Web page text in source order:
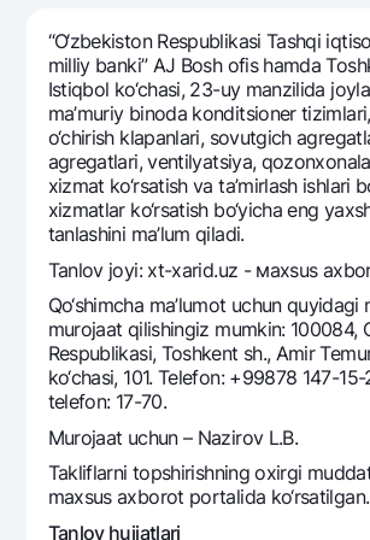
Hamma uchun USD uchun
Talab qilib olinguncha USD
Oltin omonat
NBU’dan oltin quymalar
Kumush omonat
UzCard/HUMO
Visa
Visa FIFA
Mastercard
Ish haqi
Garmin pay
Eskrou hisobvarag‘i
Tariflar
Aksiyalar
Milliy mobil ilovasi
Ko'p beriladigan savollar
Sayt bo‘yicha qidiring
Qidirish
Foydali havolalar
Ko'p beriladigan savollar
Matbuot markazi
“O‘zbekiston Respublikasi Tashqi
milliy banki” AJ Bosh ofis hamda
Istiqbol ko‘chasi, 23-uy manzilida
ma’muriy binoda konditsioner
o‘chirish klapanlari, sovutgich
agregatlari, ventilyatsiya,
xizmat ko‘rsatish va ta’mirlash ishlari
xizmatlar ko‘rsatish bo‘yicha eng
tanlashini ma’lum qiladi.
Tanlov joyi: xt-xarid.uz - мaxsus
Qo‘shimcha ma’lumot uchun quyidagi
murojaat qilishingiz mumkin: 100084,
Respublikasi, Toshkent sh., Amir
ko‘chasi, 101. Telefon: +99878 147-
telefon: 17-70.
Murojaat uchun – Nazirov L.B.
Takliflarni topshirishning oxirgi
maxsus axborot portalida ko‘rsatilgan.
Tanlov hujjatlari